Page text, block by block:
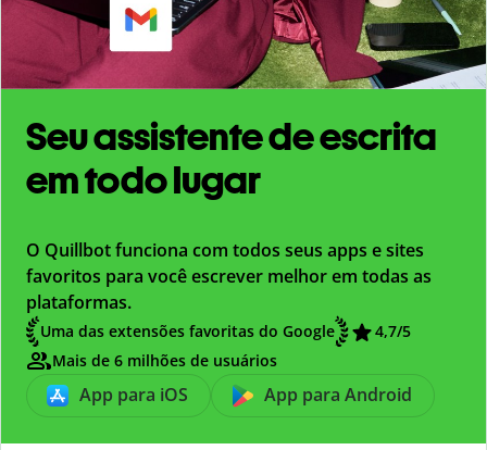
Seu assistente de escrita
em todo lugar
O Quillbot funciona com todos seus apps e sites
favoritos para você escrever melhor em todas as
plataformas.
Uma das extensões favoritas do Google 4,7/5
Mais de 6 milhões de usuários
App para iOS App para Android